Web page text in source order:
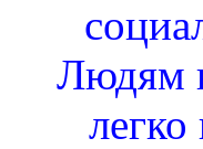
Людям